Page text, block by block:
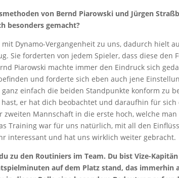
von Bernd Piarowski und Jürgen
besonders gemacht?
mit Dynamo-Vergangenheit zu uns, dadurch hielt
Sie forderten von jedem Spieler, dass diese den
Piarowski machte immer den Eindruck sich
und forderte sich eben auch jene
einfach die beiden Standpunkte konform zu
er hat dich beobachtet und daraufhin für sich
zweiten Mannschaft in die erste hoch, welche
Training war für uns natürlich, mit all den
interessant und hat uns wirklich weiter gebracht.
zu den Routiniers im Team. Du bist Vize-
auf dem Platz stand, das immerhin